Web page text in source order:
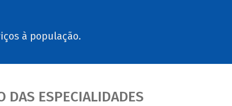
à população.
DAS ESPECIALIDADES